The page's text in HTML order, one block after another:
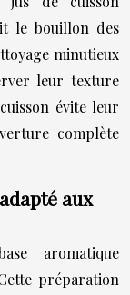
le bouillon des
minutieux
leur texture
évite leur
complète
aux
aromatique
préparation